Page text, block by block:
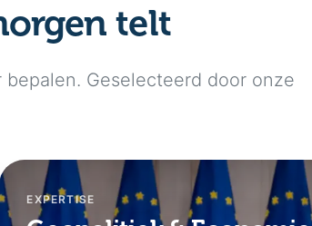
telt
bepalen. Geselecteerd door onze
EXPERTISE